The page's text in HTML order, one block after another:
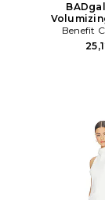
Benefit